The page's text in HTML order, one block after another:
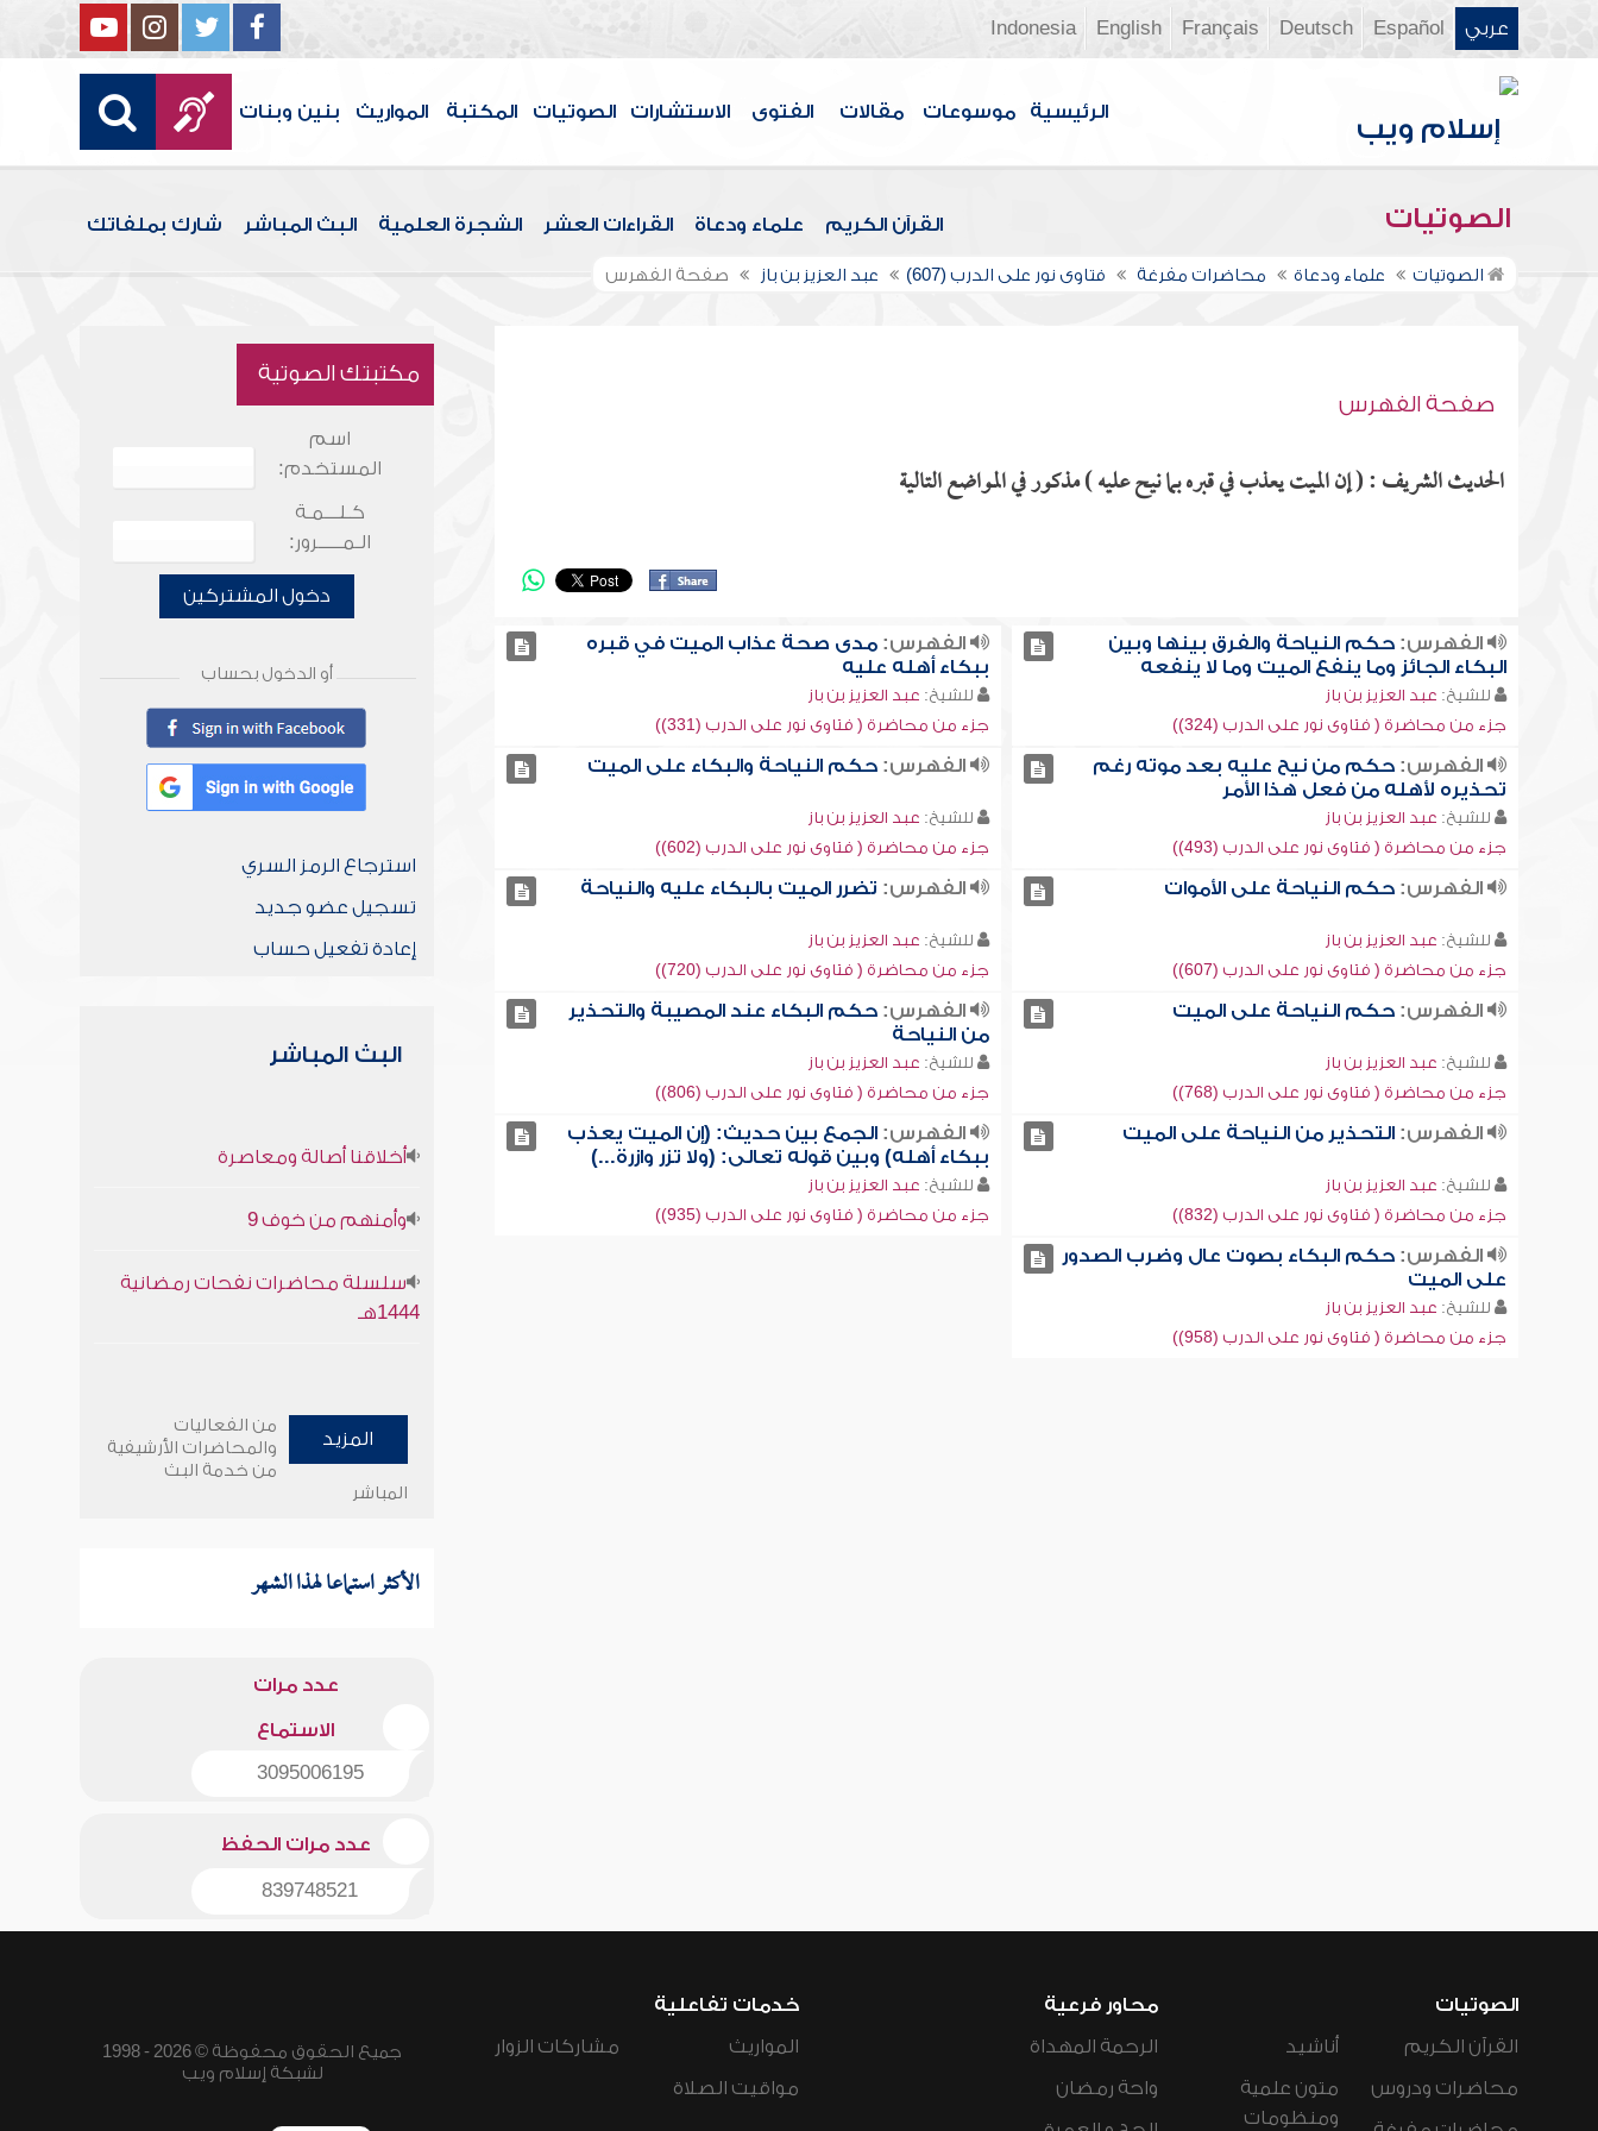
عربي Español
Deutsch
Français
English
Indonesia
الرئيسية موسوعات مقالات الفتوى الاستشارات الصوتيات المكتبة المواريث بنين وبنات
الصوتيات القرآن الكريم علماء ودعاة القراءات العشر الشجرة العلمية البث المباشر شارك بملفاتك
الصوتيات علماء ودعاة محاضرات مفرغة فتاوى نور على الدرب (607) عبد العزيز بن باز صفحة الفهرس
صفحة الفهرس
الحديث الشريف : ( إن الميت يعذب في قبره بما نيح عليه ) مذكور في المواضع التالية
الفهرس:حكم النياحة والفرق بينها وبين
البكاء الجائز وما ينفع الميت وما لا ينفعه
للشيخ: عبد العزيز بن باز
جزء من محاضرة ( فتاوى نور على الدرب (324))
الفهرس: مدى صحة عذاب الميت في قبره
ببكاء أهله عليه
للشيخ: عبد العزيز بن باز
جزء من محاضرة ( فتاوى نور على الدرب (331))
الفهرس:حكم من نيح عليه بعد موته رغم
تحذيره لأهله من فعل هذا الأمر
للشيخ: عبد العزيز بن باز
جزء من محاضرة ( فتاوى نور على الدرب (493))
الفهرس: حكم النياحة والبكاء على الميت
للشيخ: عبد العزيز بن باز
جزء من محاضرة ( فتاوى نور على الدرب (602))
الفهرس:حكم النياحة على الأموات
للشيخ: عبد العزيز بن باز
جزء من محاضرة ( فتاوى نور على الدرب (607))
الفهرس: تضرر الميت بالبكاء عليه والنياحة
للشيخ: عبد العزيز بن باز
جزء من محاضرة ( فتاوى نور على الدرب (720))
الفهرس:حكم النياحة على الميت
للشيخ: عبد العزيز بن باز
جزء من محاضرة ( فتاوى نور على الدرب (768))
الفهرس: حكم البكاء عند المصيبة والتحذير
من النياحة
للشيخ: عبد العزيز بن باز
جزء من محاضرة ( فتاوى نور على الدرب (806))
الفهرس:التحذير من النياحة على الميت
للشيخ: عبد العزيز بن باز
جزء من محاضرة ( فتاوى نور على الدرب (832))
الفهرس: الجمع بين حديث: (إن الميت يعذب
ببكاء أهله) وبين قوله تعالى: (ولا تزر وازرة...)
للشيخ: عبد العزيز بن باز
جزء من محاضرة ( فتاوى نور على الدرب (935))
الفهرس:حكم البكاء بصوت عال وضرب الصدور
على الميت
للشيخ: عبد العزيز بن باز
جزء من محاضرة ( فتاوى نور على الدرب (958))
مكتبتك الصوتية
اسم
المستخدم:
كـلـــمـة
الـمـــــرور:
دخول المشتركين
أو الدخول بحساب
استرجاع الرمز السري
تسجيل عضو جديد
إعادة تفعيل حساب
البث المباشر
أخلاقنا أصالة ومعاصرة
وأمنهم من خوف 9
سلسلة محاضرات نفحات رمضانية
1444هـ
المزيد
من الفعاليات
والمحاضرات الأرشيفية
من خدمة البث
المباشر
الأكثر استماعا لهذا الشهر
عدد مرات
الاستماع
3095006195
عدد مرات الحفظ
839748521
الصوتيات
القرآن الكريم
محاضرات ودروس
أناشيد
متون علمية
ومنظومات
محاور فرعية
الرحمة المهداة
واحة رمضان
خدمات تفاعلية
المواريث
مواقيت الصلاة
مشاركات الزوار
جميع الحقوق محفوظة © 2026 - 1998
لشبكة إسلام ويب